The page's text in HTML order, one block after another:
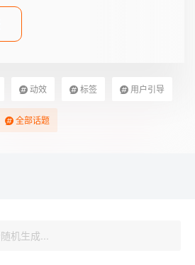
动效 标签 用户引导
全部话题